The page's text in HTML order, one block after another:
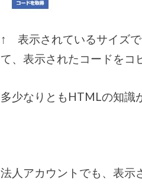
↑ 表示されているサイズで
て、表示されたコードをコ
多少なりともHTMLの知識
法人アカウントでも、表示